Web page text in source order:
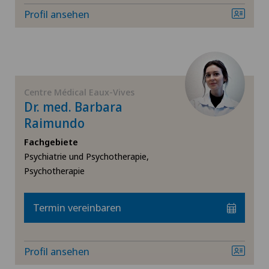
Ellbogenchirurgie
Erektile Dysfunktion
Erkrankungen der Nebenschilddrüse
FEMTO-LASIK-Verfahren
Fersenschmerzen
Lugano
Medicentre Courroux
Medicentre Courtelary
Medicentre Moutier
Medicentre Tavannes
Profil ansehen
Centre Médical Eaux-Vives
Dr. med. Barbara
Raimundo
Fachgebiete
Psychiatrie und Psychotherapie,
Psychotherapie
Termin vereinbaren
Profil ansehen